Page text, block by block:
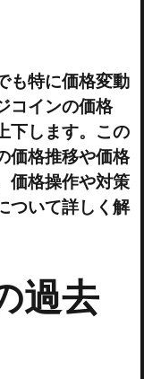
も特に価格変動
コインの価格
下します。この
価格推移や価格
価格操作や対策
ついて詳しく解
過去